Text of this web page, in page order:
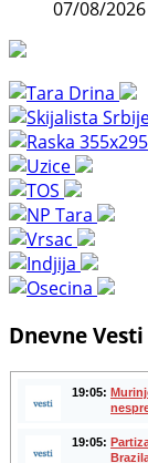
07/08/2026
Dnevne Vesti